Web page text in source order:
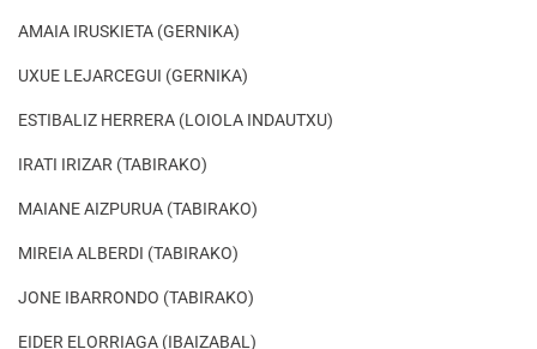
AMAIA IRUSKIETA (GERNIKA)
UXUE LEJARCEGUI (GERNIKA)
ESTIBALIZ HERRERA (LOIOLA INDAUTXU)
IRATI IRIZAR (TABIRAKO)
MAIANE AIZPURUA (TABIRAKO)
MIREIA ALBERDI (TABIRAKO)
JONE IBARRONDO (TABIRAKO)
EIDER ELORRIAGA (IBAIZABAL)